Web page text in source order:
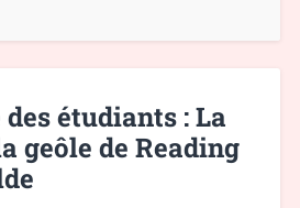
étudiants : La
geôle de Reading